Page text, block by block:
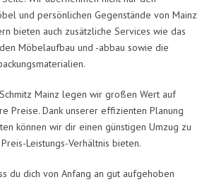
und persönlichen Gegenstände von Mainz
bieten auch zusätzliche Services wie das
Möbelaufbau und -abbau sowie die
Mainz legen wir großen Wert auf
Preise. Dank unserer effizienten Planung
können wir dir einen günstigen Umzug zu
Leistungs-Verhältnis bieten.
du dich von Anfang an gut aufgehoben